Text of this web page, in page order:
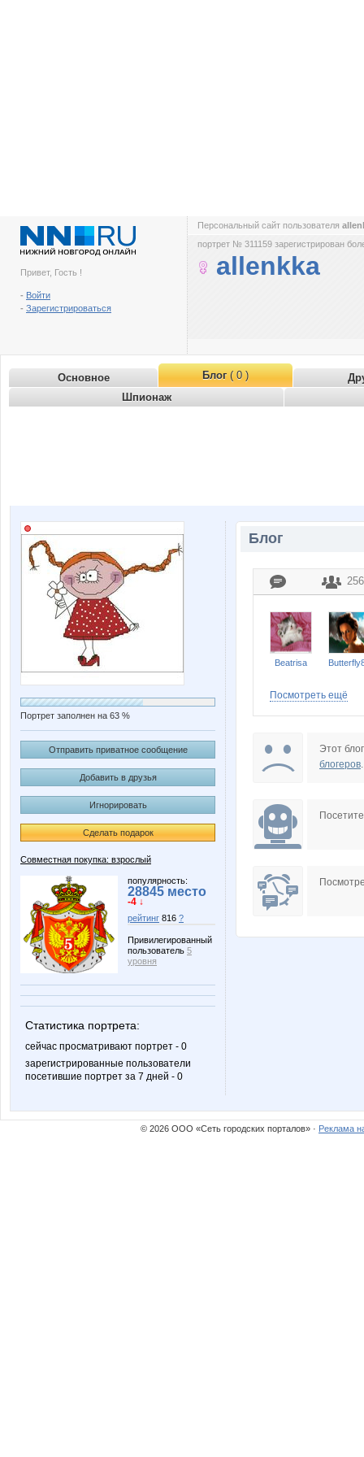
Привет, Гость !
- Войти
- Зарегистрироваться
Персональный сайт пользователя
портрет № 311159 зарегистрирован
allenkka
Основное Блог( 0 )
Шпионаж
Портрет заполнен на 63 %
Отправить приватное сообщение
Добавить в друзья
Игнорировать
Сделать подарок
Совместная покупка: взрослый
популярность:
28845 место
-4 ↓
рейтинг 816 ?
Привилегированный
пользователь 5
уровня
Статистика портрета:
сейчас просматривают портрет - 0
зарегистрированные пользователи
посетившие портрет за 7 дней - 0
Блог
256
Beatrisa
ekaterina_
sokolik26
Посмотреть ещё
Этот
блогеров.
© 2026 ООО «Сеть городских порталов» · Реклама